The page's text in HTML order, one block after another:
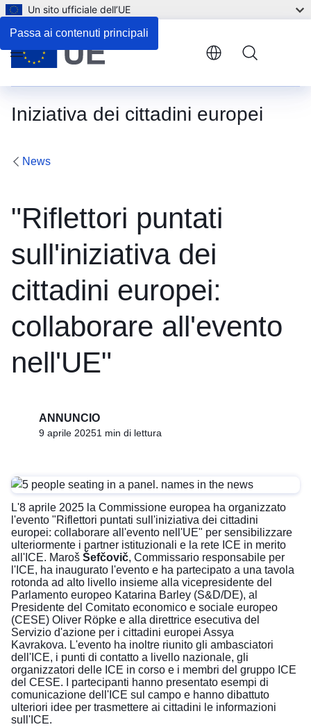
Passa ai contenuti principali
Un sito ufficiale dell’UE
Iniziativa dei cittadini europei
Menu
News
"Riflettori puntati
sull'iniziativa dei
cittadini europei:
collaborare all'evento
nell'UE"
ANNUNCIO
9 aprile 20251 min di lettura
L'8 aprile 2025 la Commissione europea ha organizzato
l'evento "Riflettori puntati sull'iniziativa dei cittadini
europei: collaborare all'evento nell'UE" per sensibilizzare
ulteriormente i partner istituzionali e la rete ICE in merito
all'ICE. Maroš Šefčovič, Commissario responsabile per
l'ICE, ha inaugurato l'evento e ha partecipato a una tavola
rotonda ad alto livello insieme alla vicepresidente del
Parlamento europeo Katarina Barley (S&D/DE), al
Presidente del Comitato economico e sociale europeo
(CESE) Oliver Röpke e alla direttrice esecutiva del
Servizio d'azione per i cittadini europei Assya
Kavrakova. L'evento ha inoltre riunito gli ambasciatori
dell'ICE, i punti di contatto a livello nazionale, gli
organizzatori delle ICE in corso e i membri del gruppo ICE
del CESE. I partecipanti hanno presentato esempi di
comunicazione dell'ICE sul campo e hanno dibattuto
ulteriori idee per trasmettere ai cittadini le informazioni
sull'ICE.